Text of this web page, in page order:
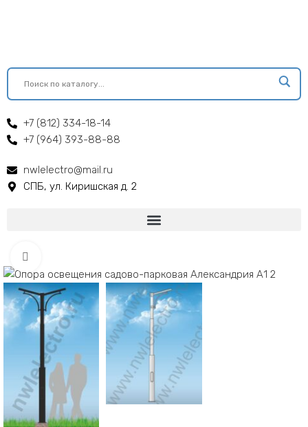
+7 (812) 334-18-14
+7 (964) 393-88-88
nwlelectro@mail.ru
СПБ, ул. Киришская д. 2